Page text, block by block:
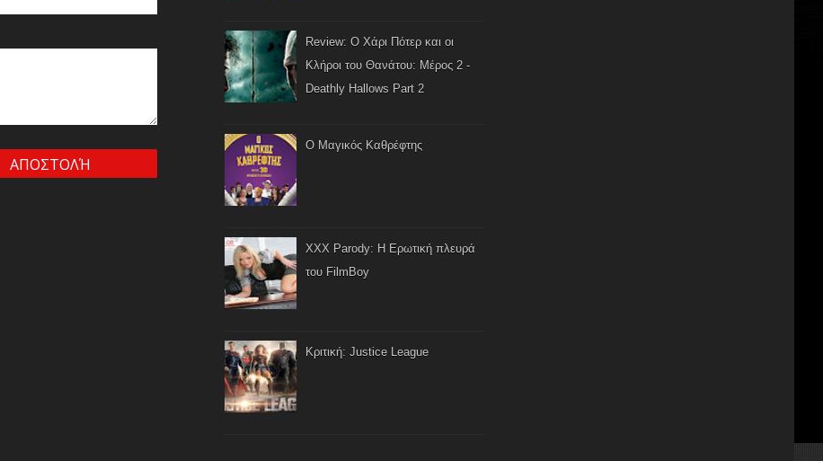
Review: Ο Χάρι Πότερ και οι
Κλήροι του Θανάτου: Μέρος 2 -
Deathly Hallows Part 2
Ο Μαγικός Καθρέφτης
XXX Parody: Η Ερωτική πλευρά
του FilmBoy
Κριτική: Justice League